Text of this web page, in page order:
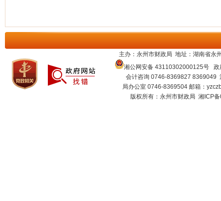
主办：永州市财政局 地址：湖南省永
湘公网安备 43110302000125号 政
会计咨询 0746-8369827 8369049
局办公室 0746-8369504 邮箱：
版权所有：永州市财政局 湘ICP